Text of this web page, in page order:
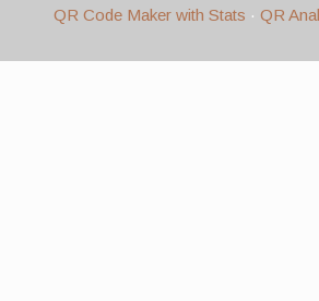
QR Code Maker with Stats · QR